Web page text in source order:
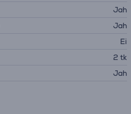
Jah
Jah
Ei
2 tk
Jah